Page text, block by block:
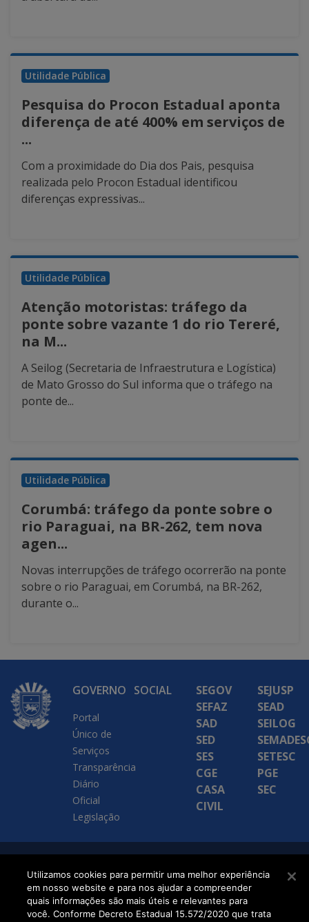
Utilidade Pública
Pesquisa do Procon Estadual aponta
diferença de até 400% em serviços de
...
Com a proximidade do Dia dos Pais, pesquisa
realizada pelo Procon Estadual identificou
diferenças expressivas...
Utilidade Pública
Atenção motoristas: tráfego da
ponte sobre vazante 1 do rio Tereré,
na M...
A Seilog (Secretaria de Infraestrutura e Logística)
de Mato Grosso do Sul informa que o tráfego na
ponte de...
Utilidade Pública
Corumbá: tráfego da ponte sobre o
rio Paraguai, na BR-262, tem nova
agen...
Novas interrupções de tráfego ocorrerão na ponte
sobre o rio Paraguai, em Corumbá, na BR-262,
durante o...
GOVERNO
Portal
Único de
Serviços
Transparência
Diário
Oficial
Legislação
SOCIAL
SEGOV
SEFAZ
SAD
SED
SES
CGE
CASA
CIVIL
SEJUSP
SEAD
SEILOG
SETESC
PGE
SEC
SETDIG | Secretaria-
Executiva de
Transformação Digital
Utilizamos cookies para permitir uma melhor experiência
em nosso website e para nos ajudar a compreender
quais informações são mais úteis e relevantes para
você. Conforme Decreto Estadual 15.572/2020 que trata